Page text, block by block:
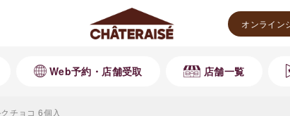
オンライン
Web予約・店舗受取 店舗一覧
チョコ 6個入